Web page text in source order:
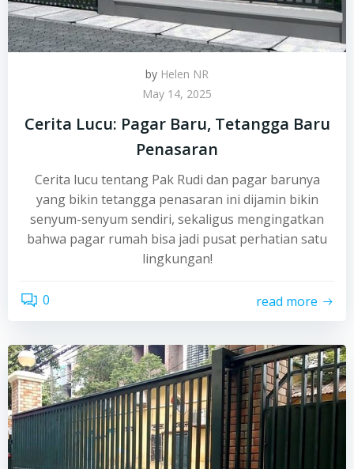
by Helen NR
May 14, 2025
Cerita Lucu: Pagar Baru, Tetangga Baru
Penasaran
Cerita lucu tentang Pak Rudi dan pagar barunya
yang bikin tetangga penasaran ini dijamin bikin
senyum-senyum sendiri, sekaligus mengingatkan
bahwa pagar rumah bisa jadi pusat perhatian satu
lingkungan!
0 read more